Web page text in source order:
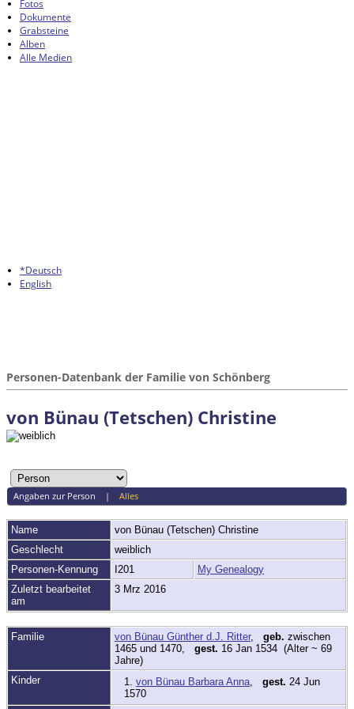
Fotos
Dokumente
Grabsteine
Alben
Alle Medien
*Deutsch
English
Personen-Datenbank der Familie von Schönberg
von Bünau (Tetschen) Christine
Angaben zur Person | Alles
Name von Bünau (Tetschen) Christine
Geschlecht
weiblich
Personen-Kennung
I201
My Genealogy
Zuletzt bearbeitet
am
3 Mrz 2016
Familie von Bünau Günther d.J. Ritter, geb. zwischen
1465 und 1470, gest. 16 Jan 1534 (Alter ~ 69
Jahre)
Kinder
1. von Bünau Barbara Anna gest. 24 Jun
1570